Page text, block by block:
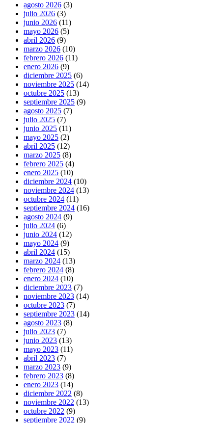
agosto 2026 (3)
julio 2026 (3)
junio 2026 (11)
mayo 2026 (5)
abril 2026 (9)
marzo 2026 (10)
febrero 2026 (11)
enero 2026 (9)
diciembre 2025 (6)
noviembre 2025 (14)
octubre 2025 (13)
septiembre 2025 (9)
agosto 2025 (7)
julio 2025 (7)
junio 2025 (11)
mayo 2025 (2)
abril 2025 (12)
marzo 2025 (8)
febrero 2025 (4)
enero 2025 (10)
diciembre 2024 (10)
noviembre 2024 (13)
octubre 2024 (11)
septiembre 2024 (16)
agosto 2024 (9)
julio 2024 (6)
junio 2024 (12)
mayo 2024 (9)
abril 2024 (15)
marzo 2024 (13)
febrero 2024 (8)
enero 2024 (10)
diciembre 2023 (7)
noviembre 2023 (14)
octubre 2023 (7)
septiembre 2023 (14)
agosto 2023 (8)
julio 2023 (7)
junio 2023 (13)
mayo 2023 (11)
abril 2023 (7)
marzo 2023 (9)
febrero 2023 (8)
enero 2023 (14)
diciembre 2022 (8)
noviembre 2022 (13)
octubre 2022 (9)
septiembre 2022 (9)